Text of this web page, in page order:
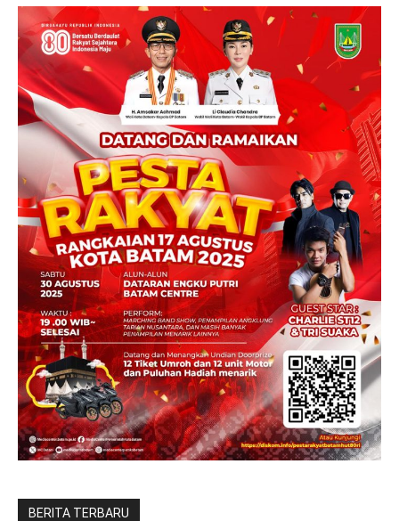
BERITA TERBARU